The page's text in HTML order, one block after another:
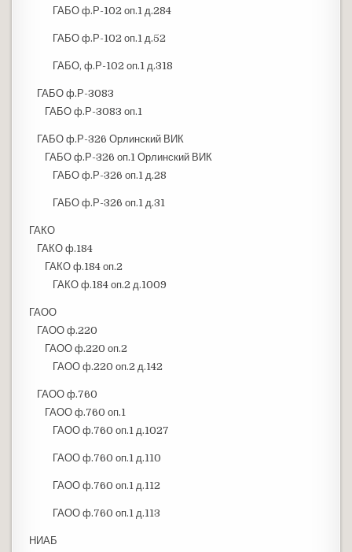
ГАБО ф.Р-102 оп.1 д.284
ГАБО ф.Р-102 оп.1 д.52
ГАБО, ф.Р-102 оп.1 д.318
ГАБО ф.Р-3083
ГАБО ф.Р-3083 оп.1
ГАБО ф.Р-326 Орлинский ВИК
ГАБО ф.Р-326 оп.1 Орлинский ВИК
ГАБО ф.Р-326 оп.1 д.28
ГАБО ф.Р-326 оп.1 д.31
ГАКО
ГАКО ф.184
ГАКО ф.184 оп.2
ГАКО ф.184 оп.2 д.1009
ГАОО
ГАОО ф.220
ГАОО ф.220 оп.2
ГАОО ф.220 оп.2 д.142
ГАОО ф.760
ГАОО ф.760 оп.1
ГАОО ф.760 оп.1 д.1027
ГАОО ф.760 оп.1 д.110
ГАОО ф.760 оп.1 д.112
ГАОО ф.760 оп.1 д.113
НИАБ